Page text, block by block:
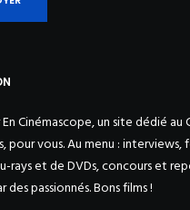
Cinémascope, un site dédié au
pour vous. Au menu : interviews,
rays et de DVDs, concours et
des passionnés. Bons films !